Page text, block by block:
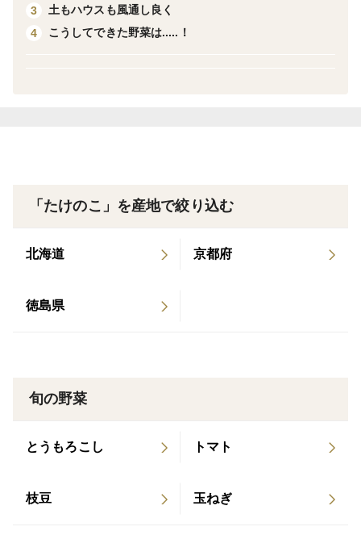
＜販売期間＞
（例：土曜、日曜や9日～12日など）。
ら後半のお届けを打診させていただく場合があります。
※事前に言っていただければ米ぬかもサービスでおつけ
かかる場合、ご注文をお断りさせていただく場合がござ
3
土もハウスも風通し良く
4
こうしてできた野菜は.....！
「たけのこ」を産地で絞り込む
北海道 京都府
徳島県
旬の野菜
とうもろこし トマト
枝豆 玉ねぎ